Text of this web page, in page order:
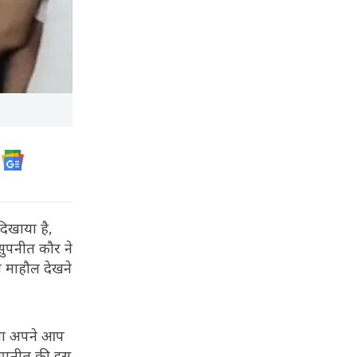
है,
कौर ने
माहौल देखने
अपने आप